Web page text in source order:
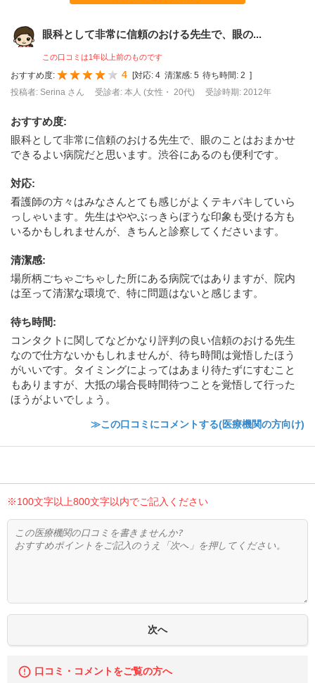
眼科として非常に信頼のおける先生で、眼の...
この口コミは1年以上前のものです
おすすめ度: 4 [対応: 4 清潔感: 5 待ち時間: 2 ]
投稿者: Serina さん
受診者: 本人 (女性・ 20代) 受診時期: 2012年
おすすめ度:
眼科として非常に信頼のおける先生で、眼のことはおまかせ
できるよい病院だと思います。渋谷にあるのも便利です。
対応:
看護師の方々はみなさんとても感じがよくテキパキしていら
っしゃいます。先生はややぶっきらぼうな印象も受ける方も
いるかもしれませんが、きちんと診察してくださいます。
清潔感:
場所柄ごちゃごちゃした所にある病院ではありますが、院内
は至って清潔な環境で、特に問題はないと感じます。
待ち時間:
コンタクトに関してなどかなり評判の良い信頼のおける先生
なので仕方ないかもしれませんが、待ち時間は覚悟したほう
がいいです。タイミングによってはあまり待たずにすむこと
もありますが、大抵の場合長時間待つことを覚悟して行った
ほうがよいでしょう。
≫この口コミにコメントする(医療機関の方向け)
※100文字以上800文字以内でご記入ください
口コミ・コメントをご覧の方へ